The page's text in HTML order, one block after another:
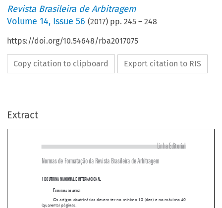
Revista Brasileira de Arbitragem
Volume14, Issue 56 (2017) pp.245 –248
https://doi.org/10.54648/rba2017075
Copy citation to clipboard Export citation to RIS
Extract



   


1 doutrINA NAcIoNAL E INtErNAcIoNAL
(quarenta) páginas.
sequênciA de ApresentAção